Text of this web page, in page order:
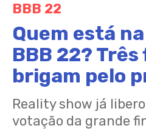
BBB 22
Quem está
BBB 22?
brigam pelo
Reality show já
votação da grande